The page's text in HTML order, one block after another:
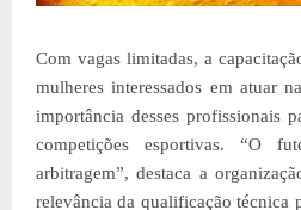
Com vagas limitadas, a
mulheres interessados em atuar
importância desses profissionais
competições esportivas. “O
arbitragem”, destaca a
relevância da qualificação técnica